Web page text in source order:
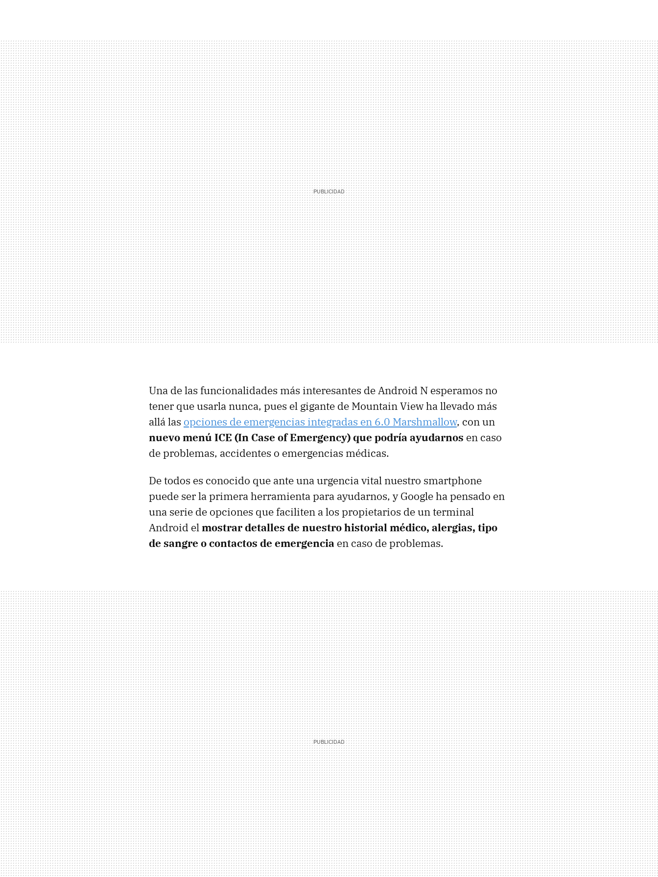
Una de las funcionalidades más interesantes de Android N esperamos no
tener que usarla nunca, pues el gigante de Mountain View ha llevado más
allá las opciones de emergencias integradas en 6.0 Marshmallow, con un
nuevo menú ICE (In Case of Emergency) que podría ayudarnos en caso
de problemas, accidentes o emergencias médicas.
De todos es conocido que ante una urgencia vital nuestro smartphone
puede ser la primera herramienta para ayudarnos, y Google ha pensado en
una serie de opciones que faciliten a los propietarios de un terminal
Android elmostrar detalles de nuestro historial médico, alergias, tipo
de sangre o contactos de emergencia en caso de problemas.